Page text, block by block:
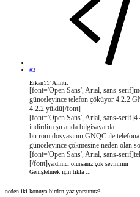
#3
Erkan11' Alıntı:
[font='Open Sans', Arial, sans-
günceleyince telefon çöküyor 4.2.2
4.2.2 yüklü[/font]
[font='Open Sans', Arial, sans-
indirdim şu anda bilgisayarda
bu rom dosyasının GNQC ile
günceleyince çökmesine neden olan
[font='Open Sans', Arial, sans-
[/font]yardımcı olursanız çok sevinirim
Genişletmek için tıkla ...
neden iki konuya birden yazıyorsunuz?